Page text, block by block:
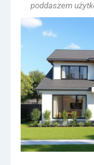
poddaszem